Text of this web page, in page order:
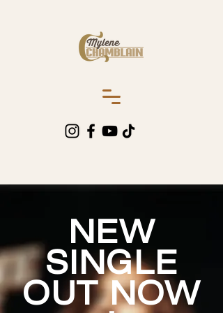
NEW
SINGLE
OUT NOW